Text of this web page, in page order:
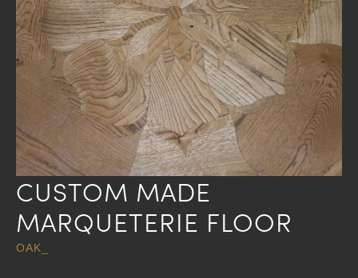
CUSTOM MADE
MARQUETERIE FLOOR
OAK_